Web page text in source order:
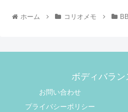
ホーム コリオメモ
ボディバラン
お問い合わせ
プライバシーポリシー